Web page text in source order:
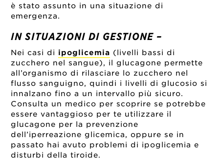
è stato assunto in una situazione di
emergenza.
IN SITUAZIONI DI GESTIONE –
Nei casi di ipoglicemia (livelli bassi di
zucchero nel sangue), il glucagone permette
all’organismo di rilasciare lo zucchero nel
flusso sanguigno, quindi i livelli di glucosio si
innalzano fino a un intervallo più sicuro.
Consulta un medico per scoprire se potrebbe
essere vantaggioso per te utilizzare il
glucagone per la prevenzione
dell’iperreazione glicemica, oppure se in
passato hai avuto problemi di ipoglicemia e
disturbi della tiroide.